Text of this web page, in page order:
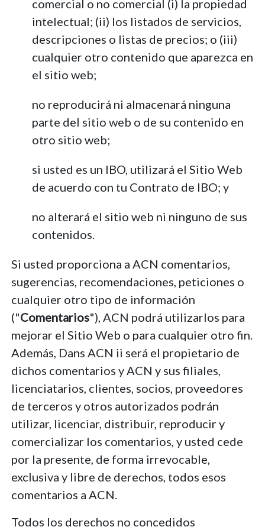
comercial o no comercial (i) la propiedad
intelectual; (ii) los listados de servicios,
descripciones o listas de precios; o (iii)
cualquier otro contenido que aparezca en
el sitio web;
no reproducirá ni almacenará ninguna
parte del sitio web o de su contenido en
otro sitio web;
si usted es un IBO, utilizará el Sitio Web
de acuerdo con tu Contrato de IBO; y
no alterará el sitio web ni ninguno de sus
contenidos.
Si usted proporciona a ACN comentarios,
sugerencias, recomendaciones, peticiones o
cualquier otro tipo de información
("Comentarios"), ACN podrá utilizarlos para
mejorar el Sitio Web o para cualquier otro fin.
Además, Dans ACN ii será el propietario de
dichos comentarios y ACN y sus filiales,
licenciatarios, clientes, socios, proveedores
de terceros y otros autorizados podrán
utilizar, licenciar, distribuir, reproducir y
comercializar los comentarios, y usted cede
por la presente, de forma irrevocable,
exclusiva y libre de derechos, todos esos
comentarios a ACN.
Todos los derechos no concedidos